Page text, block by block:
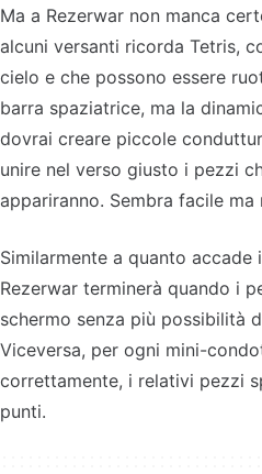
Ma a Rezerwar non manca
alcuni versanti ricorda Tetris,
cielo e che possono essere
barra spaziatrice, ma la
dovrai creare piccole
unire nel verso giusto i pezzi
appariranno. Sembra facile ma
Similarmente a quanto accade
Rezerwar terminerà quando i
schermo senza più possibilità
Viceversa, per ogni mini-
correttamente, i relativi pezzi
punti.